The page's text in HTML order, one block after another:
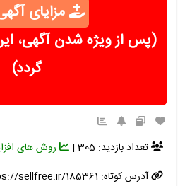
مزایای
(پس از ویژه شدن آگهی،
گردد)
تعداد بازدید: 305 |
روش های
آدرس کوتاه: sellfree.ir/185361